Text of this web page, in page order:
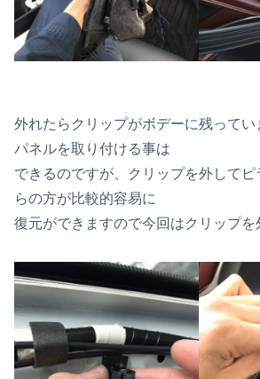
外れたらクリップがボデーに残ってい
パネルを取り付ける事は
できるのですが、クリップを外して
らの方が比較的容易に
復元ができますので今回はクリップを